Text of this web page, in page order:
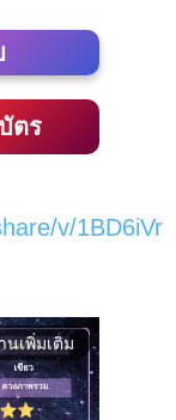
ตร
v/1BD6iVr
นเพิ่มเติม